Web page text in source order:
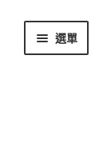
選單